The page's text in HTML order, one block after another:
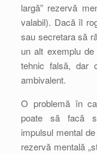
largă” rezervă
valabil). Dacă îl
sau secretara să
un alt exemplu
tehnic falsă, dar
ambivalent.
O problemă în
poate să facă
impulsul mental
rezervă mentală